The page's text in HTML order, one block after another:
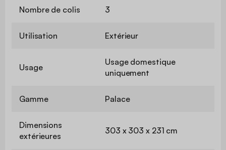
Nombre de colis 3
Utilisation Extérieur
Usage
Usage domestique
uniquement
Gamme Palace
Dimensions
extérieures
303 x 303 x 231 cm